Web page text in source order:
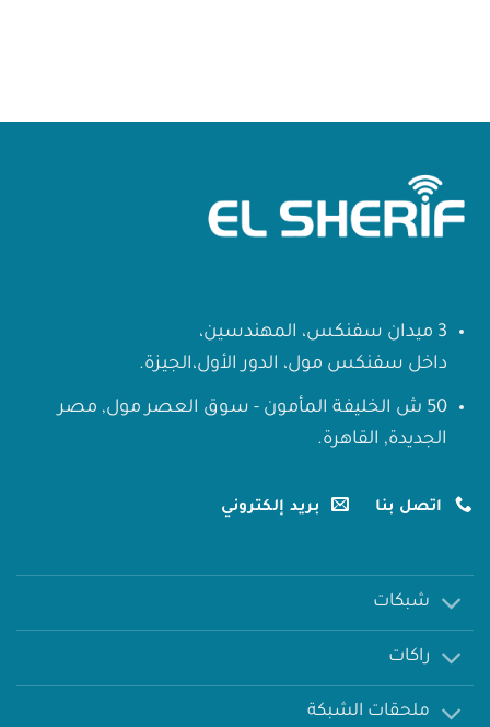
3 ميدان سفنكس، المهندسين،
داخل سفنكس مول، الدور الأول،الجيزة.
50 ش الخليفة المأمون - سوق العصر مول, مصر
الجديدة, القاهرة.
اتصل بنا بريد إلكتروني
شبكات
راكات
ملحقات الشبكة